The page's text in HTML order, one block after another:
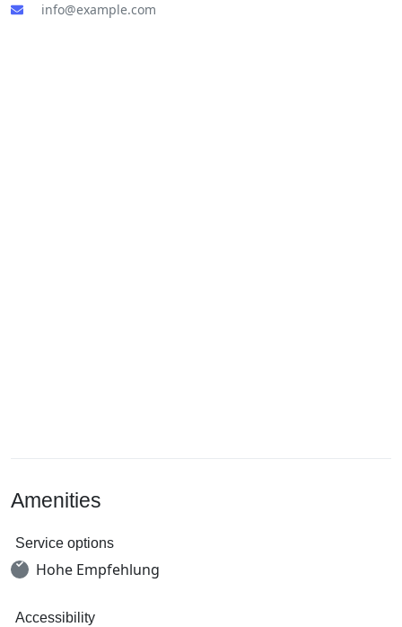
info@example.com
Amenities
Service options
Hohe Empfehlung
Accessibility